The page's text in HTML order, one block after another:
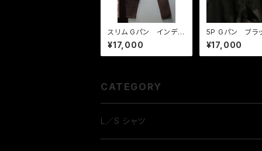
スリム Gパン インディ
ゴデニム
¥17,000
5P Gパン ブラ
¥17,000
CATEGORY
L／S シャツ